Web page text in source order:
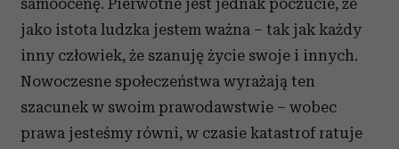
samoocenę. Pierwotne jest jednak poczucie, że
jako istota ludzka jestem ważna – tak jak każdy
inny człowiek, że szanuję życie swoje i innych.
Nowoczesne społeczeństwa wyrażają ten
szacunek w swoim prawodawstwie – wobec
prawa jesteśmy równi, w czasie katastrof ratuje